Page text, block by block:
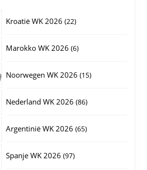
Kroatië WK 2026 2222
Marokko WK 2026 66
Noorwegen WK 2026 1515
Nederland WK 2026 8686
Argentinië WK 2026 6565
Spanje WK 2026 9797